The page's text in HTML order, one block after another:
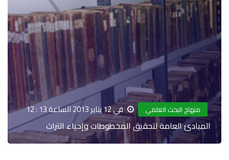
منهاج البحث العلمي في 12 يناير 2013 الساعة 13 : 12
المبادئ العامة لتحقيق المخطوطات وإحياء التراث